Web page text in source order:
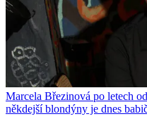
Marcela Březinová po letech
někdejší blondýny je dnes